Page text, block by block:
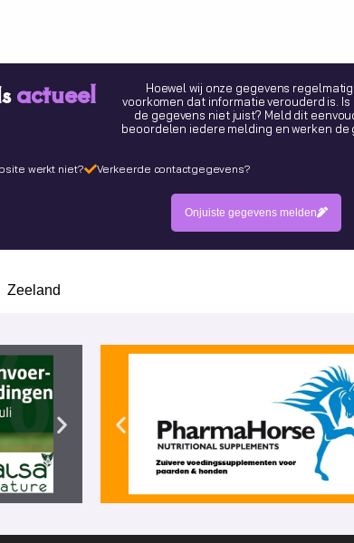
actueel
Hoewel wij onze gegevens
voorkomen dat informatie verouderd is.
de gegevens niet juist? Meld dit
beoordelen iedere melding en werken de
werkt niet? Verkeerde contactgegevens?
Onjuiste gegevens melden
Zeeland